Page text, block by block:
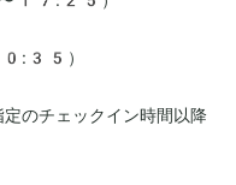
）
のチェックイン時間以降